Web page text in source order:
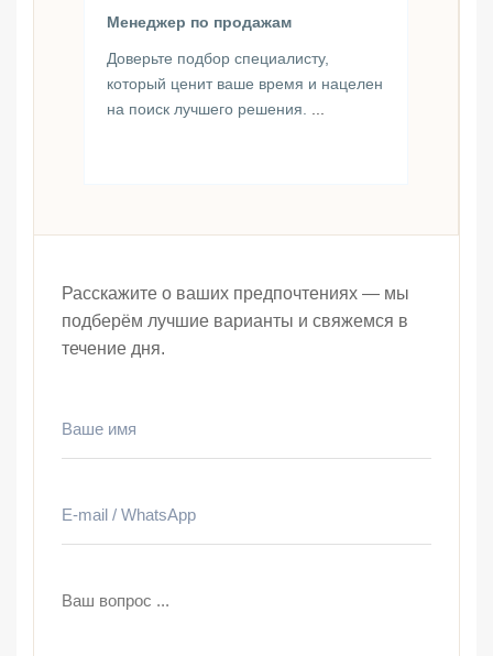
Менеджер по продажам
Доверьте подбор специалисту,
который ценит ваше время и нацелен
на поиск лучшего решения. ...
Расскажите о ваших предпочтениях — мы
подберём лучшие варианты и свяжемся в
течение дня.